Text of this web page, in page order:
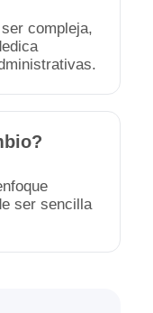
compleja,
ser sencilla